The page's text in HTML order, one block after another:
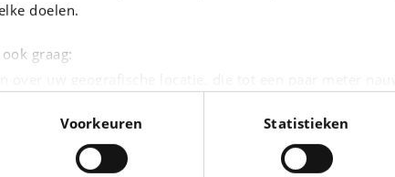
doelen.
graag:
gegevens worden verwerkt en stel uw voorkeuren
moment wijzigen of intrekken in de Cookieverklaring.
Voorkeuren Statistieken
km